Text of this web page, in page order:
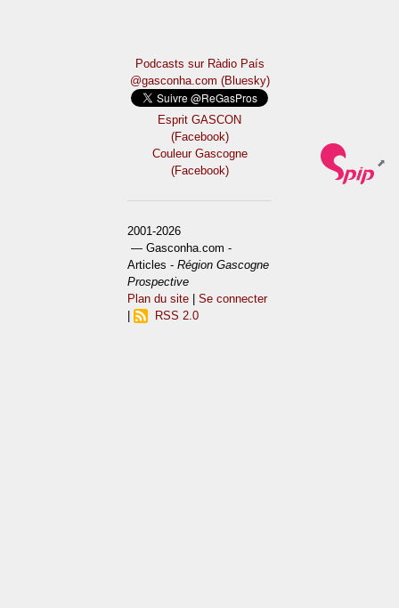
Podcasts sur Ràdio País
@gasconha.com (Bluesky)
Esprit GASCON
(Facebook)
Couleur Gascogne
(Facebook)
2001-2026
— Gasconha.com -
Articles -Région Gascogne
Prospective
Plan du site |Se connecter
RSS 2.0